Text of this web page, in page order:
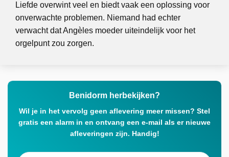
Liefde overwint veel en biedt vaak een oplossing voor
onverwachte problemen. Niemand had echter
verwacht dat Angèles moeder uiteindelijk voor het
orgelpunt zou zorgen.
Benidorm herbekijken?
Wil je in het vervolg geen aflevering meer missen? Stel
gratis een alarm in en ontvang een e-mail als er nieuwe
afleveringen zijn. Handig!